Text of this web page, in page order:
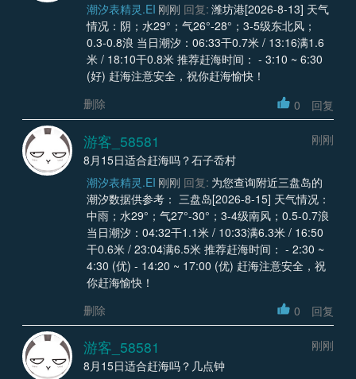
潮汐表精灵.EI 刚刚 回复: 潍坊港[2026-8-13] 天气
情况：阴；水29°；气26°-28°；3-5级东北风；
0.3-0.8浪 当日潮汐：06:33干0.7米 / 13:16满1.6
米 / 18:10干0.8米 推荐赶海时间： - 3:10 ~ 6:30
(好) 赶海注意安全，祝你赶海愉快！
删除
0 回复
游客_58581
刚刚
8月15日适合赶海吗？石子岙村
潮汐表精灵.EI 刚刚 回复: 为您查询附近三盘岛的
潮汐数据供参考： 三盘岛[2026-8-15] 天气情况：
中雨；水29°；气27°-30°；3-4级南风；0.5-0.7浪
当日潮汐：04:32干1.1米 / 10:33满6.3米 / 16:50
干0.6米 / 23:04满6.5米 推荐赶海时间： - 2:30 ~
4:30 (优) - 14:20 ~ 17:00 (优) 赶海注意安全，祝
你赶海愉快！
删除
0 回复
游客_58581
刚刚
8月15日适合赶海吗？几点钟